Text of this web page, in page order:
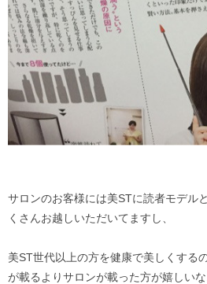
サロンのお客様には美STに読者モデル
くさんお越しいただいてますし、
美ST世代以上の方を健康で美しくする
が載るよりサロンが載った方が嬉しい